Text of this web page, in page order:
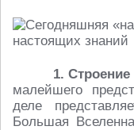
1.
малейшего
деле
Большая